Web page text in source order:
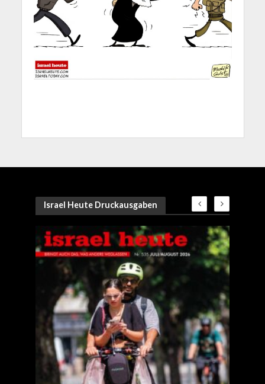
Israel Heute Druckausgaben